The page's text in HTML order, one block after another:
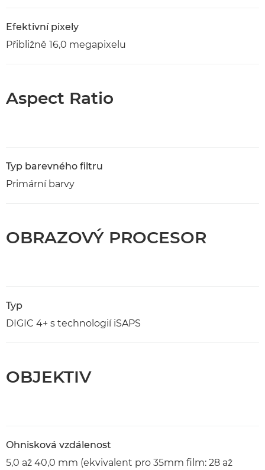
Efektivní pixely
Přibližně 16,0 megapixelu
Aspect Ratio
Typ barevného filtru
Primární barvy
OBRAZOVÝ PROCESOR
Typ
DIGIC 4+ s technologií iSAPS
OBJEKTIV
Ohnisková vzdálenost
5,0 až 40,0 mm (ekvivalent pro 35mm film: 28 až